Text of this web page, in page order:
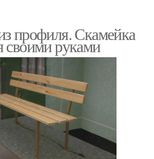
профиля. Скамейка
своими руками